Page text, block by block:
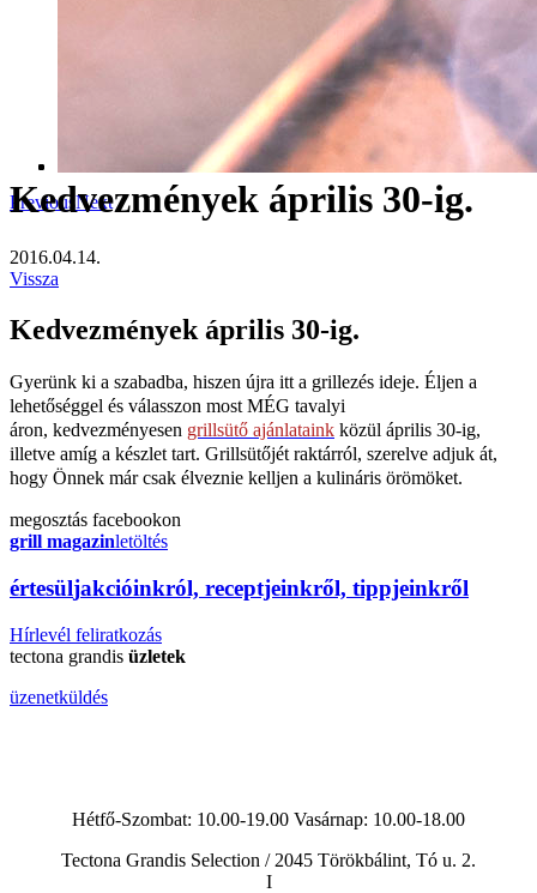
PreviousNext
Kedvezmények április 30-ig.
2016.04.14.
Vissza
Kedvezmények április 30-ig.
Gyerünk ki a szabadba, hiszen újra itt a grillezés ideje. Éljen a
lehetőséggel és válasszon most MÉG tavalyi
áron, kedvezményesen grillsütő ajánlataink közül április 30-ig,
illetve amíg a készlet tart. Grillsütőjét raktárról, szerelve adjuk át,
hogy Önnek már csak élveznie kelljen a kulináris örömöket.
megosztás facebookon
grill magazinletöltés
értesüljakcióinkról, receptjeinkről, tippjeinkről
Hírlevél feliratkozás
tectona grandis üzletek
üzenetküldés
Hétfő-Szombat: 10.00-19.00 Vasárnap: 10.00-18.00
Tectona Grandis Selection / 2045 Törökbálint, Tó u. 2.
I